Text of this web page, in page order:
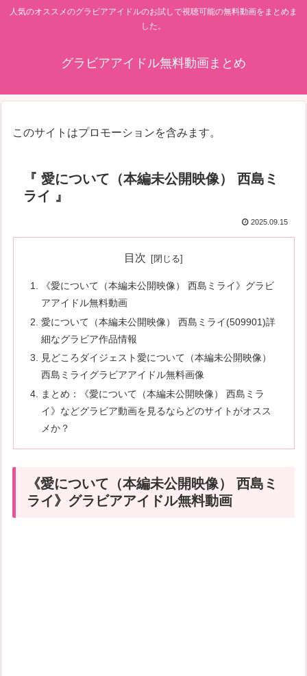
人気のオススメのグラビアアイドルのお試しで視聴可能の無料動画をまとめま
した。
グラビアアイドル無料動画まとめ
このサイトはプロモーションを含みます。
『 愛について（本編未公開映像） 西島ミ
ライ 』
2025.09.15
目次
《愛について（本編未公開映像） 西島ミライ》グラビ
アアイドル無料動画
愛について（本編未公開映像） 西島ミライ(509901)詳
細なグラビア作品情報
見どころダイジェスト愛について（本編未公開映像）
西島ミライグラビアアイドル無料画像
まとめ：《愛について（本編未公開映像） 西島ミラ
イ》などグラビア動画を見るならどのサイトがオスス
メか？
《愛について（本編未公開映像） 西島ミ
ライ》グラビアアイドル無料動画